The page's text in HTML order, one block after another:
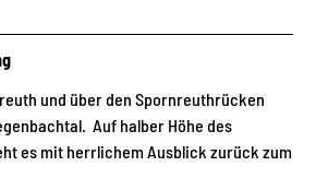
und über den Spornreuthrücken
Auf halber Höhe des
es mit herrlichem Ausblick zurück zum